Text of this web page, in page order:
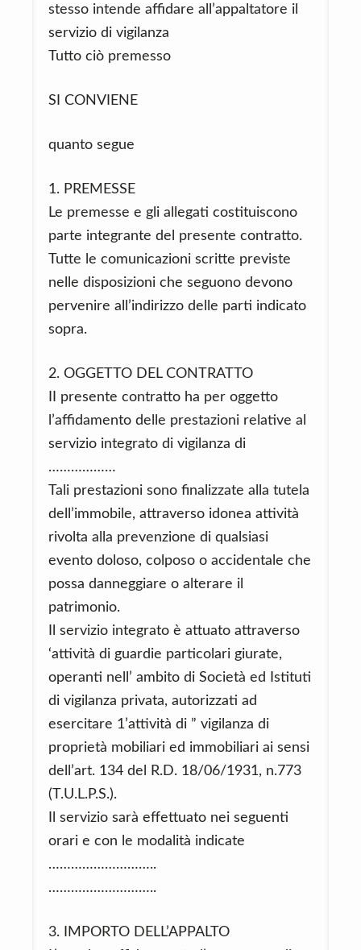
stesso intende affidare all’appaltatore il
servizio di vigilanza
Tutto ciò premesso
SI CONVIENE
quanto segue
1. PREMESSE
Le premesse e gli allegati costituiscono
parte integrante del presente contratto.
Tutte le comunicazioni scritte previste
nelle disposizioni che seguono devono
pervenire all’indirizzo delle parti indicato
sopra.
2. OGGETTO DEL CONTRATTO
II presente contratto ha per oggetto
l’affidamento delle prestazioni relative al
servizio integrato di vigilanza di
………………
Tali prestazioni sono finalizzate alla tutela
dell’immobile, attraverso idonea attività
rivolta alla prevenzione di qualsiasi
evento doloso, colposo o accidentale che
possa danneggiare o alterare il
patrimonio.
Il servizio integrato è attuato attraverso
‘attività di guardie particolari giurate,
operanti nell’ ambito di Società ed Istituti
di vigilanza privata, autorizzati ad
esercitare 1’attività di ” vigilanza di
proprietà mobiliari ed immobiliari ai sensi
dell’art. 134 del R.D. 18/06/1931, n.773
(T.U.L.P.S.).
Il servizio sarà effettuato nei seguenti
orari e con le modalità indicate
………………………..
………………………..
3. IMPORTO DELL’APPALTO